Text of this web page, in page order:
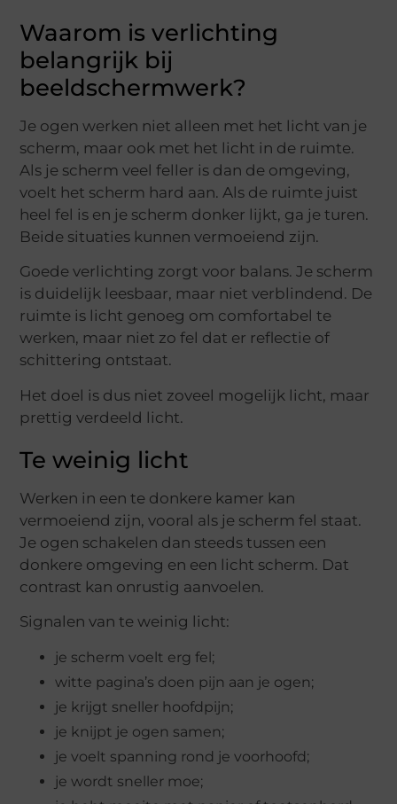
Waarom is verlichting
belangrijk bij
beeldschermwerk?
Je ogen werken niet alleen met het licht van je
scherm, maar ook met het licht in de ruimte.
Als je scherm veel feller is dan de omgeving,
voelt het scherm hard aan. Als de ruimte juist
heel fel is en je scherm donker lijkt, ga je turen.
Beide situaties kunnen vermoeiend zijn.
Goede verlichting zorgt voor balans. Je scherm
is duidelijk leesbaar, maar niet verblindend. De
ruimte is licht genoeg om comfortabel te
werken, maar niet zo fel dat er reflectie of
schittering ontstaat.
Het doel is dus niet zoveel mogelijk licht, maar
prettig verdeeld licht.
Te weinig licht
Werken in een te donkere kamer kan
vermoeiend zijn, vooral als je scherm fel staat.
Je ogen schakelen dan steeds tussen een
donkere omgeving en een licht scherm. Dat
contrast kan onrustig aanvoelen.
Signalen van te weinig licht:
je scherm voelt erg fel;
witte pagina’s doen pijn aan je ogen;
je krijgt sneller hoofdpijn;
je knijpt je ogen samen;
je voelt spanning rond je voorhoofd;
je wordt sneller moe;